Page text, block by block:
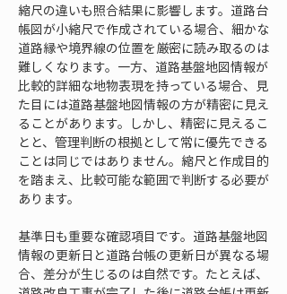
縮尺の違いも照合結果に影響します。道路台
帳図が小縮尺で作成されている場合、細かな
道路縁や境界線の位置を厳密に読み取るのは
難しくなります。一方、道路基盤地図情報が
比較的詳細な地物表現を持っている場合、見
た目には道路基盤地図情報の方が精密に見え
ることがあります。しかし、精密に見えるこ
とと、管理判断の根拠として常に優先できる
ことは同じではありません。縮尺と作成目的
を踏まえ、比較可能な範囲で判断する必要が
あります。
基準日も重要な確認項目です。道路基盤地図
情報の更新日と道路台帳の更新日が異なる場
合、差分が生じるのは自然です。たとえば、